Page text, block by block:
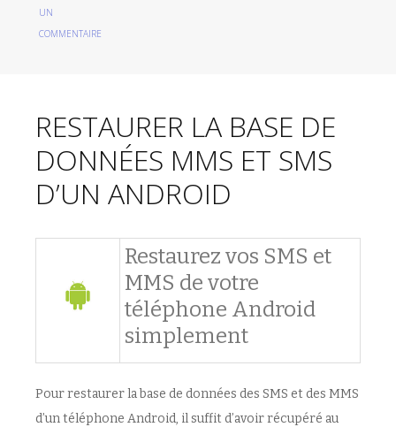
UN
COMMENTAIRE
RESTAURER LA BASE DE
DONNÉES MMS ET SMS
D’UN ANDROID
Restaurez vos SMS et
MMS de votre
téléphone Android
simplement
Pour restaurer la base de données des SMS et des MMS
d’un téléphone Android, il suffit d’avoir récupéré au